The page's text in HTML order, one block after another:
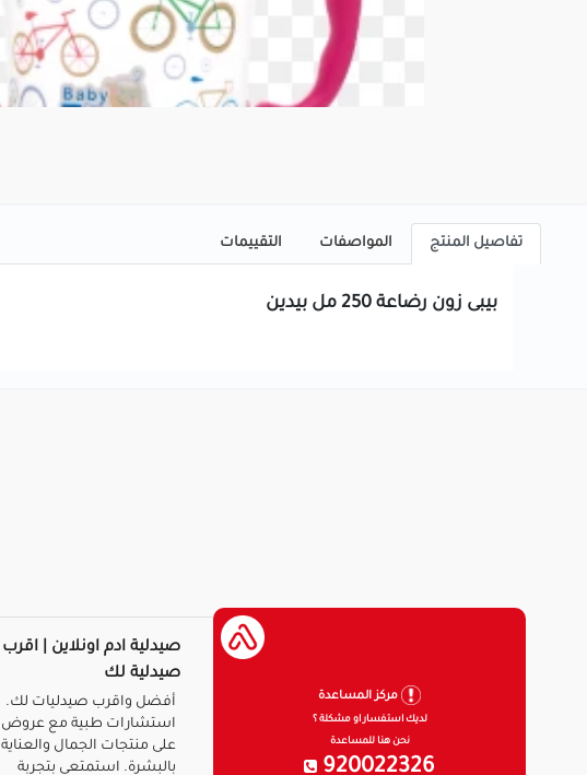
تفاصيل المنتج المواصفات التقييمات
بيبى زون رضاعة 250 مل بيدين
مركز المساعدة
لديك استفسار او مشكلة ؟
نحن هنا للمساعدة
920022326
صيدلية ادم اونلاين | اقرب
صيدلية لك
أفضل واقرب صيدليات لك.
استشارات طبية مع عروض
على منتجات الجمال والعناية
بالبشرة. استمتعي بتجربة